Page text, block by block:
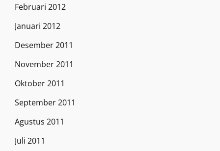
Februari 2012
Januari 2012
Desember 2011
November 2011
Oktober 2011
September 2011
Agustus 2011
Juli 2011